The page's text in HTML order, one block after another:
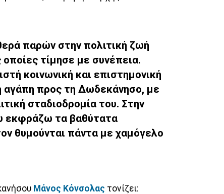
παρών στην πολιτική ζωή
τίμησε με συνέπεια.
κοινωνική και επιστημονική
αγάπη προς τη Δωδεκάνησο, με
σταδιοδρομία του. Στην
εκφράζω τα βαθύτατα
θυμούνται πάντα με χαμόγελο
Μάνος Κόνσολας τονίζει: